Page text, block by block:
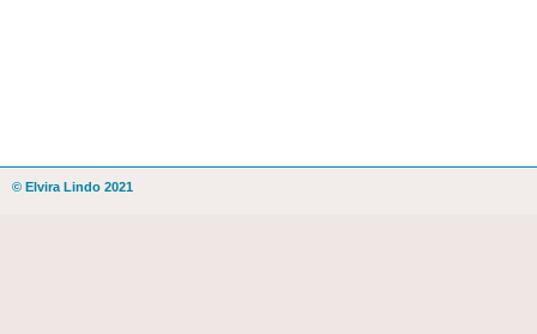
© Elvira Lindo 2021